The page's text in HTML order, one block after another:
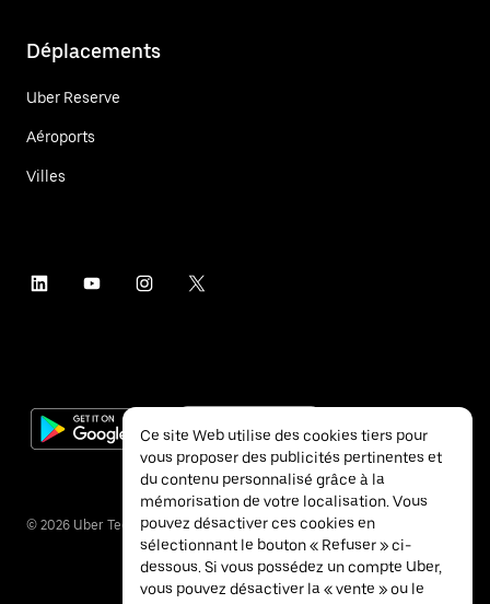
Déplacements
Uber Reserve
Aéroports
Villes
© 2026 Uber Technologies Inc.
Ce site Web utilise des cookies tiers pour
vous proposer des publicités pertinentes et
du contenu personnalisé grâce à la
mémorisation de votre localisation. Vous
pouvez désactiver ces cookies en
sélectionnant le bouton « Refuser » ci-
dessous. Si vous possédez un compte Uber,
vous pouvez désactiver la « vente » ou le